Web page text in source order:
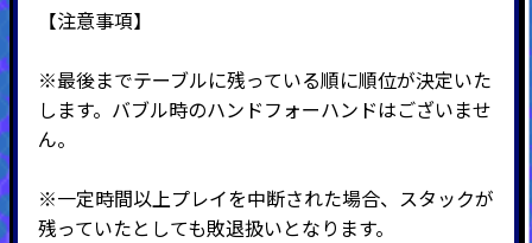
【注意事項】
※最後までテーブルに残っている順に順位が決定いた
します。バブル時のハンドフォーハンドはございませ
ん。
※一定時間以上プレイを中断された場合、スタックが
残っていたとしても敗退扱いとなります。